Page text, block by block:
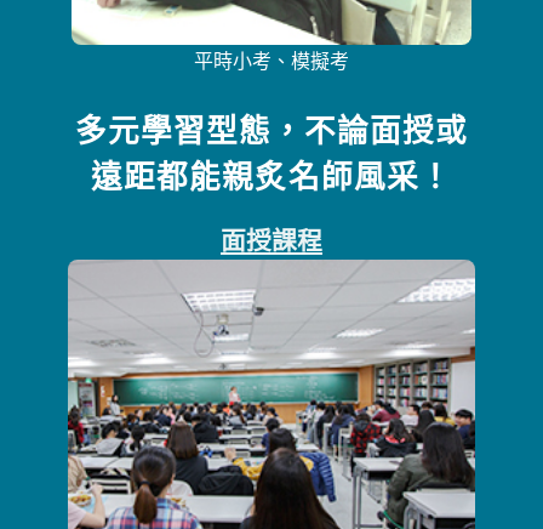
平時小考、模擬考
多元學習型態，不論面授或
遠距都能親炙名師風采！
面授課程